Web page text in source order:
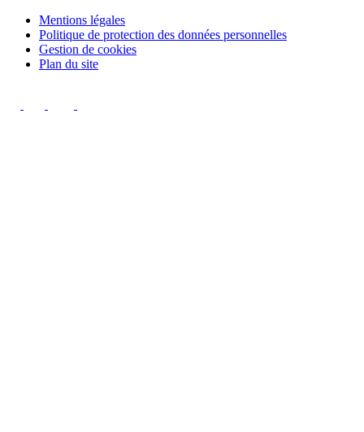
Mentions légales
Politique de protection des données personnelles
Gestion de cookies
Plan du site